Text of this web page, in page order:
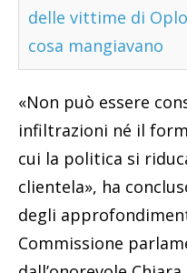
delle vittime di
cosa mangiavano
«Non può essere
infiltrazioni né il
cui la politica si
clientela», ha
degli
Commissione